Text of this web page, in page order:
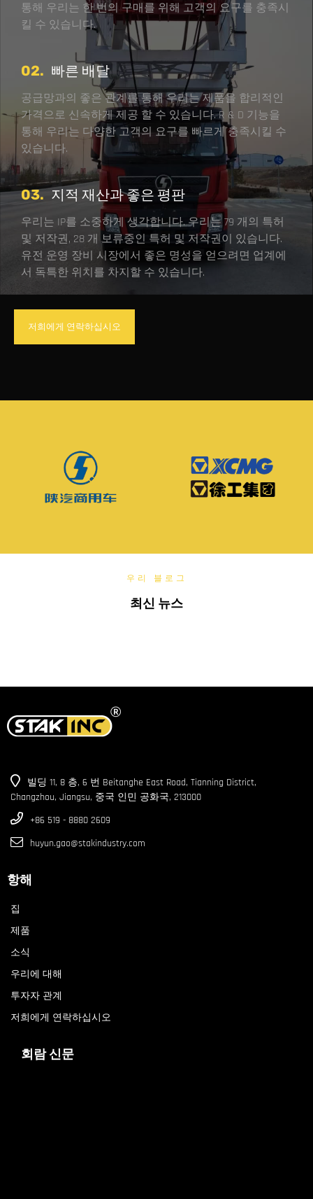
통해 우리는 한 번의 구매를 위해 고객의 요구를 충족시
킬 수 있습니다.
02. 빠른 배달
공급망과의 좋은 관계를 통해 우리는 제품을 합리적인
가격으로 신속하게 제공 할 수 있습니다. R & D 기능을
통해 우리는 다양한 고객의 요구를 빠르게 충족시킬 수
있습니다.
03. 지적 재산과 좋은 평판
우리는 IP를 소중하게 생각합니다. 우리는 79 개의 특허
및 저작권, 28 개 보류중인 특허 및 저작권이 있습니다.
유전 운영 장비 시장에서 좋은 명성을 얻으려면 업계에
서 독특한 위치를 차지할 수 있습니다.
저희에게 연락하십시오
우리 블로그
최신 뉴스
빌딩 11, 8 층, 6 번 Beitanghe East Road, Tianning District,
Changzhou, Jiangsu, 중국 인민 공화국, 213000
+86 519 - 8880 2609
huyun.gao@stakindustry.com
항해
집
제품
소식
우리에 대해
투자자 관계
저희에게 연락하십시오
회람 신문